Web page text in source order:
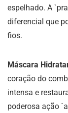
espelhado. A
diferencial que
fios.
Máscara
coração do
intensa e
poderosa ação